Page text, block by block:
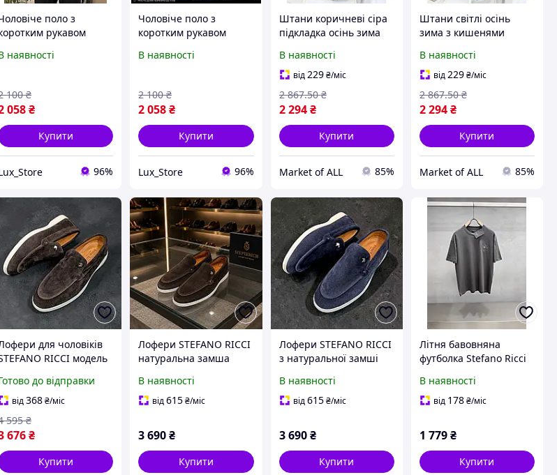
поло з
рукавом
сучасний крій
наявності
058₴
100 ₴
Купити
96%
Чоловіче поло з
коротким рукавом
бавовни, сучасний крій
Туреччина
В наявності
2 058₴
2 100 ₴
Купити
Lux_Store 96%
Штани коричневі сіра
підкладка осінь зима
Ricci PntSR002 стильні
та зручні
В наявності
від229 ₴/міс
2 294 ₴
2 867.50 ₴
Купити
Market of ALL 85%
Штани світлі осінь
зима з кишенями
для стильних чоловіків
В наявності
від229₴/міс
2 294₴
2 867.50 ₴
Купити
Market of ALL 85%
для чоловіків
RICCI модель
шоколадного
без коробки
до відправки
від368₴/міс
676₴
595 ₴
Купити
Лофери STEFANO RICCI
натуральна замша
коробки тільки з
пильником розмір 42
В наявності
від615₴/міс
3 690₴
Купити
Лофери STEFANO RICCI
з натуральної замші
Lof008 без коробки для
чоловіків
В наявності
від615 ₴/міс
3 690 ₴
Купити
Літня бавовняна
футболка Stefano Ricci
коротким рукавом у
світлому кольорі
В наявності
від 178₴/міс
1 779₴
Купити